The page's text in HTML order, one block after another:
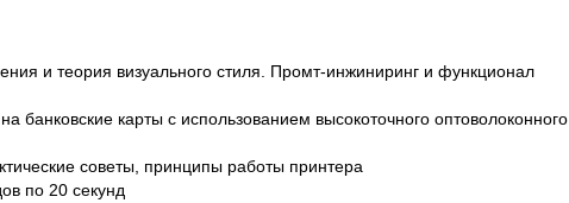
и теория визуального стиля. Промт-инжиниринг и функционал
банковские карты с использованием высокоточного оптоволоконного
советы, принципы работы принтера
по 20 секунд